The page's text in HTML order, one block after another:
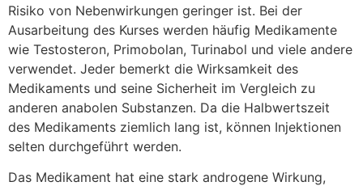
Risiko von Nebenwirkungen geringer ist. Bei der
Ausarbeitung des Kurses werden häufig Medikamente
wie Testosteron, Primobolan, Turinabol und viele andere
verwendet. Jeder bemerkt die Wirksamkeit des
Medikaments und seine Sicherheit im Vergleich zu
anderen anabolen Substanzen. Da die Halbwertszeit
des Medikaments ziemlich lang ist, können Injektionen
selten durchgeführt werden.
Das Medikament hat eine stark androgene Wirkung,